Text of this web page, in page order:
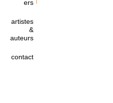
ers
artistes
&
auteurs
contact